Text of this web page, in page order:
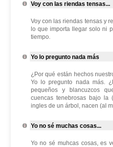
Voy con las riendas tensas...
Voy con las riendas tensas y
lo que importa llegar solo ni
tiempo.
Yo lo pregunto nada más
¿Por qué están hechos
Yo lo pregunto nada más.
pequeños y blancuzcos
cuencas tenebrosas bajo la
ingles de un árbol, nacen (al
Yo no sé muchas cosas...
Yo no sé muhcas cosas, es